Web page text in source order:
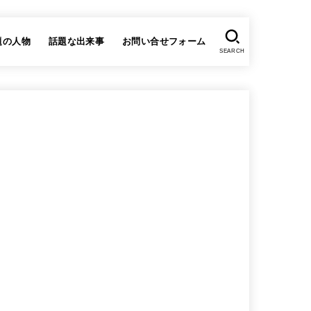
の人物 話題な出来事 お問い合せフォーム
SEARCH